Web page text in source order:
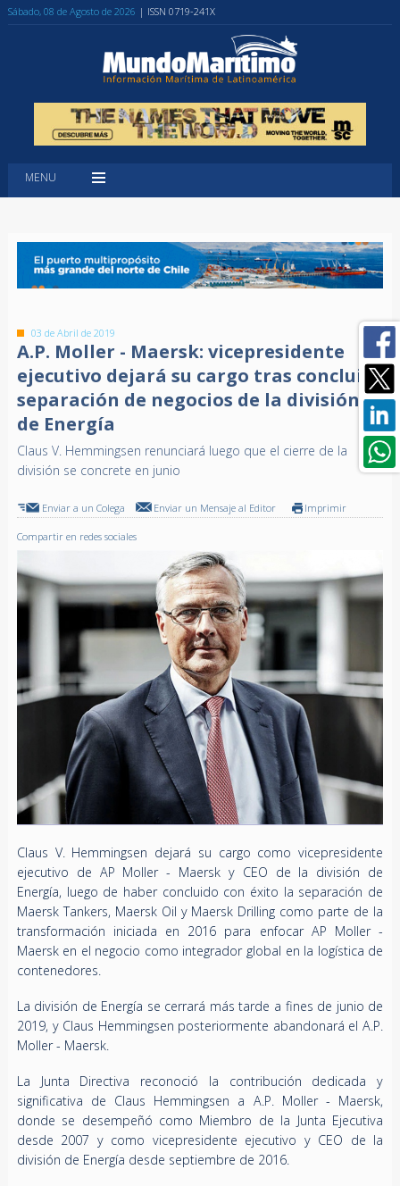
Sábado, 08 de Agosto de 2026 | ISSN 0719-241X
MENU
03 de Abril de 2019
A.P. Moller - Maersk: vicepresidente
ejecutivo dejará su cargo tras concluir
separación de negocios de la división
de Energía
Claus V. Hemmingsen renunciará luego que el cierre de la
división se concrete en junio
Enviar a un Colega Enviar un Mensaje al Editor Imprimir
Compartir en redes sociales
Claus V. Hemmingsen dejará su cargo como vicepresidente
ejecutivo de AP Moller - Maersk y CEO de la división de
Energía, luego de haber concluido con éxito la separación de
Maersk Tankers, Maersk Oil y Maersk Drilling como parte de la
transformación iniciada en 2016 para enfocar AP Moller -
Maersk en el negocio como integrador global en la logística de
contenedores.
La división de Energía se cerrará más tarde a fines de junio de
2019, y Claus Hemmingsen posteriormente abandonará el A.P.
Moller - Maersk.
La Junta Directiva reconoció la contribución dedicada y
significativa de Claus Hemmingsen a A.P. Moller - Maersk,
donde se desempeñó como Miembro de la Junta Ejecutiva
desde 2007 y como vicepresidente ejecutivo y CEO de la
división de Energía desde septiembre de 2016.